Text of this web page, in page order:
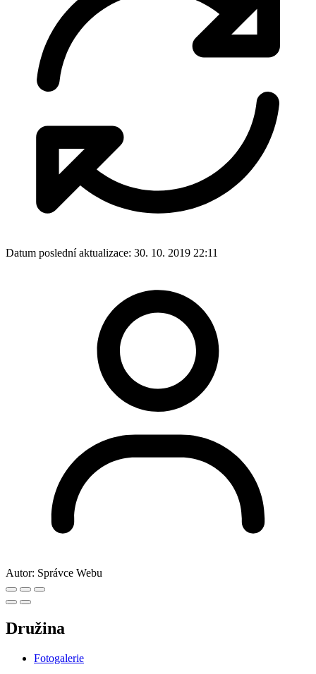
Datum poslední aktualizace: 30. 10. 2019 22:11
Autor: Správce Webu
Družina
Fotogalerie